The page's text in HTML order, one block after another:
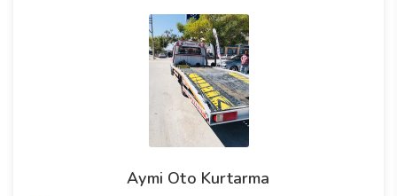
Aymi Oto Kurtarma